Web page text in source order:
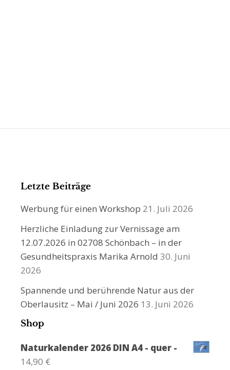
Letzte Beiträge
Werbung für einen Workshop 21. Juli 2026
Herzliche Einladung zur Vernissage am
12.07.2026 in 02708 Schönbach – in der
Gesundheitspraxis Marika Arnold 30. Juni
2026
Spannende und berührende Natur aus der
Oberlausitz – Mai / Juni 2026 13. Juni 2026
Shop
Naturkalender 2026 DIN A4 - quer -
14,90 €